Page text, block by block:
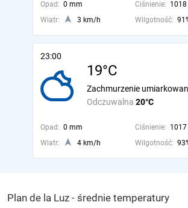
Opad: 0 mm Ciśnienie: 1018
Wiatr:
3 km/h Wilgotność:
23:00
19°C
Odczuwalna 20°C
Zachmurzenie
Opad: 0 mm Ciśnienie: 1017
Wiatr:
4 km/h Wilgotność:
Plan de la Luz - średnie temperatury